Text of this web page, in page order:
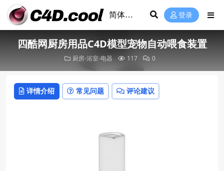
登录
四酷网厨房用品C4D模型宠物自动喂食装置
厨房-浴室-电器 117 0
详情介绍 常见问题 评论建议